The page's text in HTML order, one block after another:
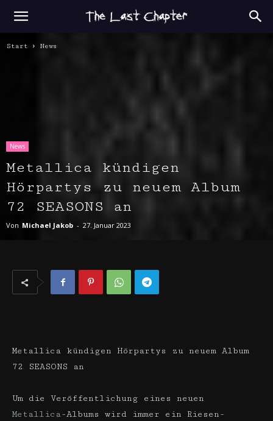
Start News
News
Metallica kündigen
Hörpartys zu neuem Album
72 SEASONS an
Von Michael Jakob - 27. Januar 2023
Metallica kündigen Hörpartys zu neuem Album
72 SEASONS an
Um die Veröffentlichung eines neuen
Metallica-Albums wird immer ein Riesen-